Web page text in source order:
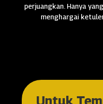
perjuangkan. Hanya
menghargai
Untuk